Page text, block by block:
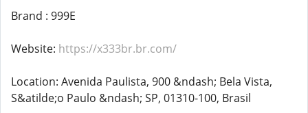
Brand : 999E
Website: https://x333br.br.com/
Location: Avenida Paulista, 900 &ndash; Bela Vista,
S&atilde;o Paulo &ndash; SP, 01310-100, Brasil